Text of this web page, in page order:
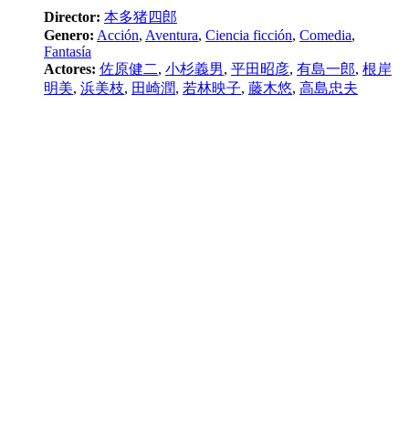
Director: 本多猪四郎
Genero: Acción, Aventura, Ciencia ficción, Comedia,
Fantasía
Actores: 佐原健二, 小杉義男, 平田昭彦, 有島一郎, 根岸
明美, 浜美枝, 田崎潤, 若林映子, 藤木悠, 高島忠夫